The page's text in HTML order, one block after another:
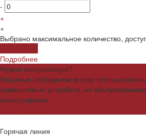
-
+
×
Выбрано максимальное количество,
Подробнее
Нужна консультация?
Опытные сотрудники всегда готовы
совместимых устройств, их
аксессуарами.
Горячая линия